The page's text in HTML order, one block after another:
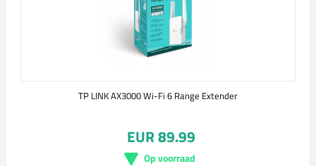
TP LINK AX3000 Wi-Fi 6 Range Extender
EUR 89.99
Op voorraad